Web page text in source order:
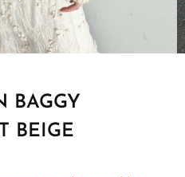
BAGGY
BEIGE